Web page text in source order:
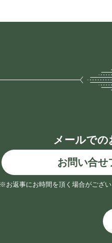
メールでの
お問い合せ
※お返事にお時間を頂く場合がござい